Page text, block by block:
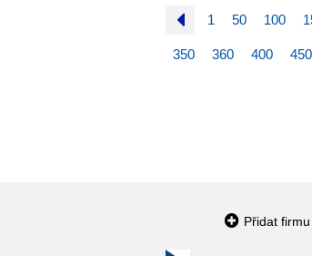
1 50 100
350 360 400 450
Přidat firmu